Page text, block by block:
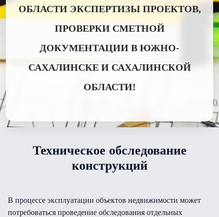
ОБЛАСТИ ЭКСПЕРТИЗЫ ПРОЕКТОВ,
ПРОВЕРКИ СМЕТНОЙ
ДОКУМЕНТАЦИИ В ЮЖНО-
САХАЛИНСКЕ И САХАЛИНСКОЙ
ОБЛАСТИ!
Техническое обследование
конструкций
В процессе эксплуатации объектов недвижимости может
потребоваться проведение обследования отдельных